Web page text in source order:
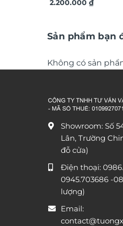
trí treo tường TX820
2.200.000₫
Sản phẩm bạn
Không có sản
Showroom: Số
Lân, Trường
đỗ cửa)
Điện thoại:
0945.703686 -
lượng)
Email: